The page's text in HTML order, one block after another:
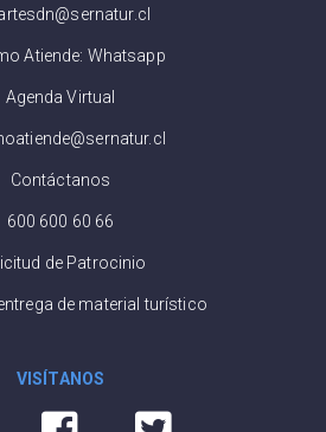
Atiende: Whatsapp
Agenda Virtual
Contáctanos
600 600 60 66
de Patrocinio
de material turístico
VISÍTANOS